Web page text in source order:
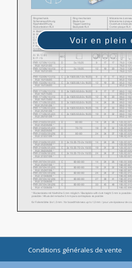
Voir en plein
Conditions générales de vente